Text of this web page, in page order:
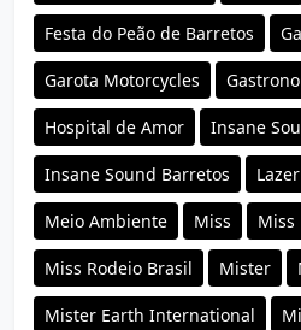
Festa do Peão de Barretos
Garota Motorcycles
Hospital de Amor Insane
Insane Sound Barretos Lazer
Meio Ambiente Miss Miss
Miss Rodeio Brasil Mister
Mister Earth International